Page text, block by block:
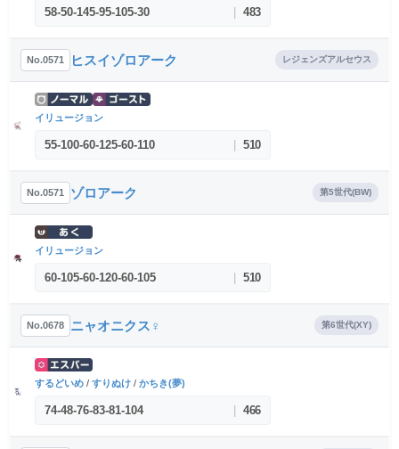
58-50-145-95-105-30 | 483
No.0571 ヒスイゾロアーク レジェンズアルセウス
イリュージョン
55-100-60-125-60-110 | 510
No.0571 ゾロアーク 第5世代(BW)
イリュージョン
60-105-60-120-60-105 | 510
No.0678 ニャオニクス♀ 第6世代(XY)
するどいめ / すりぬけ / かちき(夢)
74-48-76-83-81-104 | 466